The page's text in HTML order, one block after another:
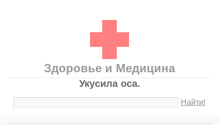
Здоровье и Медицина
Укусила оса.
Найти!